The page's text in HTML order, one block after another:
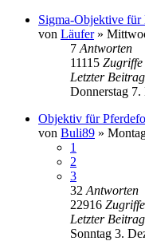
Sigma-Objektive
von Läufer»
7 Antworten
11115 Zugriffe
Letzter Beitrag
Donnerstag 7.
Objektiv für
von Buli89 »
1
2
3
32 Antworten
22916 Zugriffe
Letzter Beitrag
Sonntag 3.